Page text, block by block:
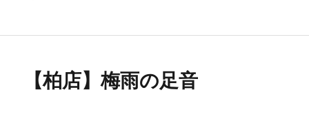
【柏店】梅雨の足音